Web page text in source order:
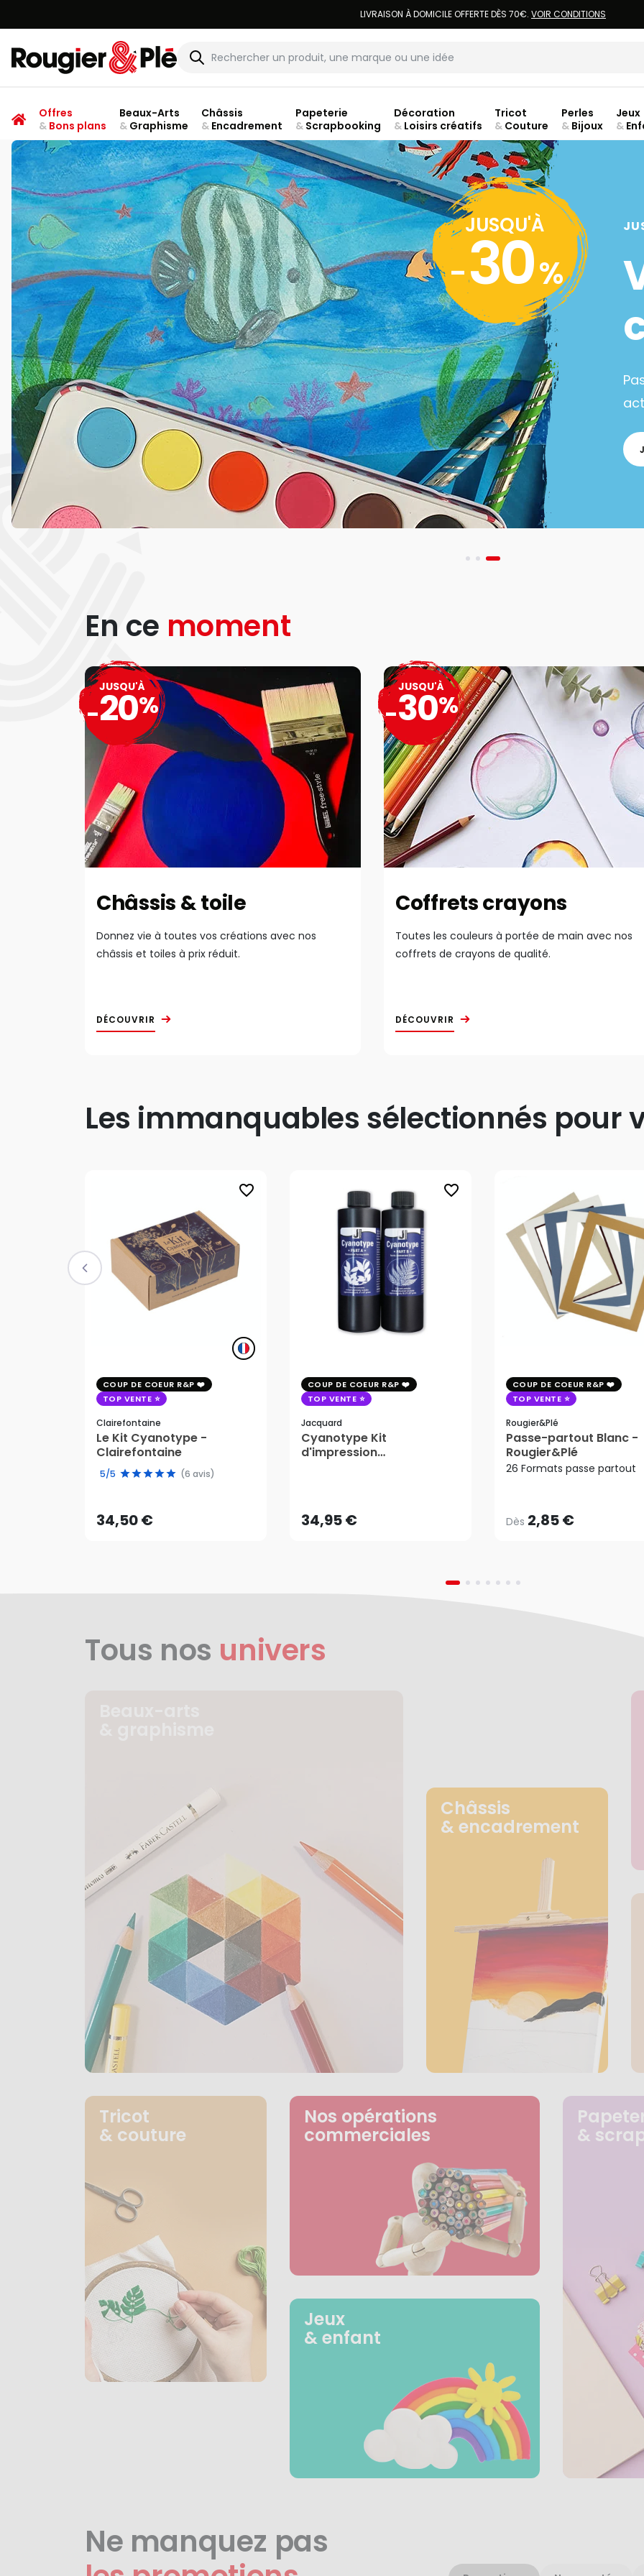
LIVRAISON À DOMICILE OFFERTE DÈS 70€. VOIR CONDITIONS
Rougier & Plé
Offres
&Bons plans
Beaux-Arts
&Graphisme
Châssis
&Encadrement
Papeterie
&Scrapbooking
Décoration
&Loisirs créatifs
Tricot
& Couture
Perles
& Bijoux
Jeux
&
JUSQU'À
-30%
En ce moment
Châssis & toile
Donnez vie à toutes vos créations avec nos
châssis et toiles à prix réduit.
DÉCOUVRIR
JUSQU'À
-20%
Coffrets crayons
Toutes les couleurs à portée de main avec nos
coffrets de crayons de qualité.
DÉCOUVRIR
JUSQU'À
-30%
Les immanquables sélectionnés pour
favorite_border
COUP DE COEUR R&P
TOP VENTE
Clairefontaine
Le Kit Cyanotype -
Clairefontaine
5/5 (6 avis)
34,50 €
34,50 €
AJOUTER AU PANIER
favorite_border
COUP DE COEUR R&P
TOP VENTE
Jacquard
Cyanotype Kit
d'impression
34,95 €AJOUTER AU PANIER
COUP DE COEUR R&P
TOP VENTE
Rougier&plé
Passe-partout Blanc -
Rougier&Plé
26 Formats passe partout
Dès 2,85 €
Dès2,85 €
Tous nos univers
Châssis
& encadrement
Tricot
& couture
Nos opérations
commerciales
Jeux
& enfant
&
Ne manquez pas